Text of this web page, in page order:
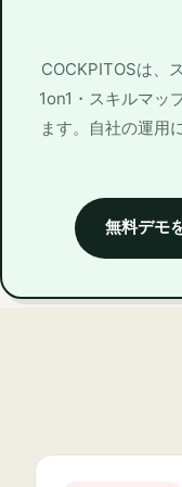
COCKPITOSは、
1on1・スキルマッ
ます。自社の運用
無料デモ